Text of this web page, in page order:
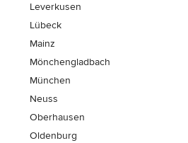
Leverkusen
Lübeck
Mainz
Mönchen­gladbach
München
Neuss
Oberhausen
Oldenburg